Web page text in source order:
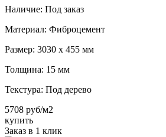
Наличие: Под заказ
Материал: Фиброцемент
Размер: 3030 х 455 мм
Толщина: 15 мм
Текстура: Под дерево
5708 руб/м2
купить
Заказ в 1 клик